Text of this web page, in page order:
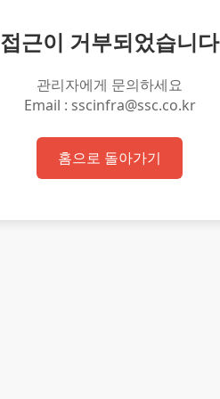
접근이 거부되었습니다
관리자에게 문의하세요
Email : sscinfra@ssc.co.kr
홈으로 돌아가기